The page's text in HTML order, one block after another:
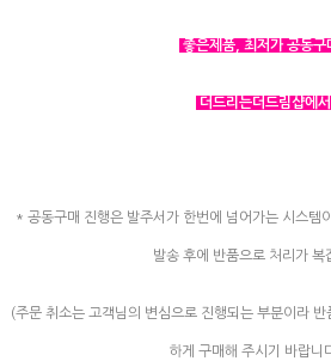
좋은제품, 최저가 공동구
더드리는더드림샵에
* 공동구매 진행은 발주서가 한번에 넘어가는 시스템
발송 후에 반품으로 처리가 복
(주문 취소는 고객님의 변심으로 진행되는 부분이라
하게 구매해 주시기 바랍니